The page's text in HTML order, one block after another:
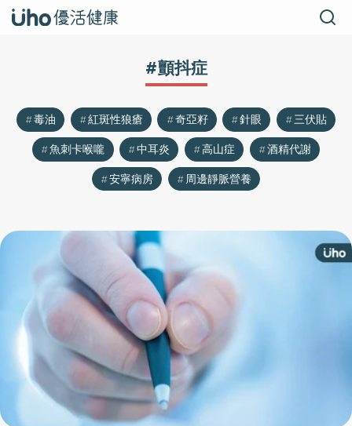
#顫抖症
毒油 紅斑性狼瘡 奇亞籽 針眼
三伏貼
魚刺卡喉嚨
中耳炎 高山症
酒精代謝
安寧病房
周邊靜脈營養